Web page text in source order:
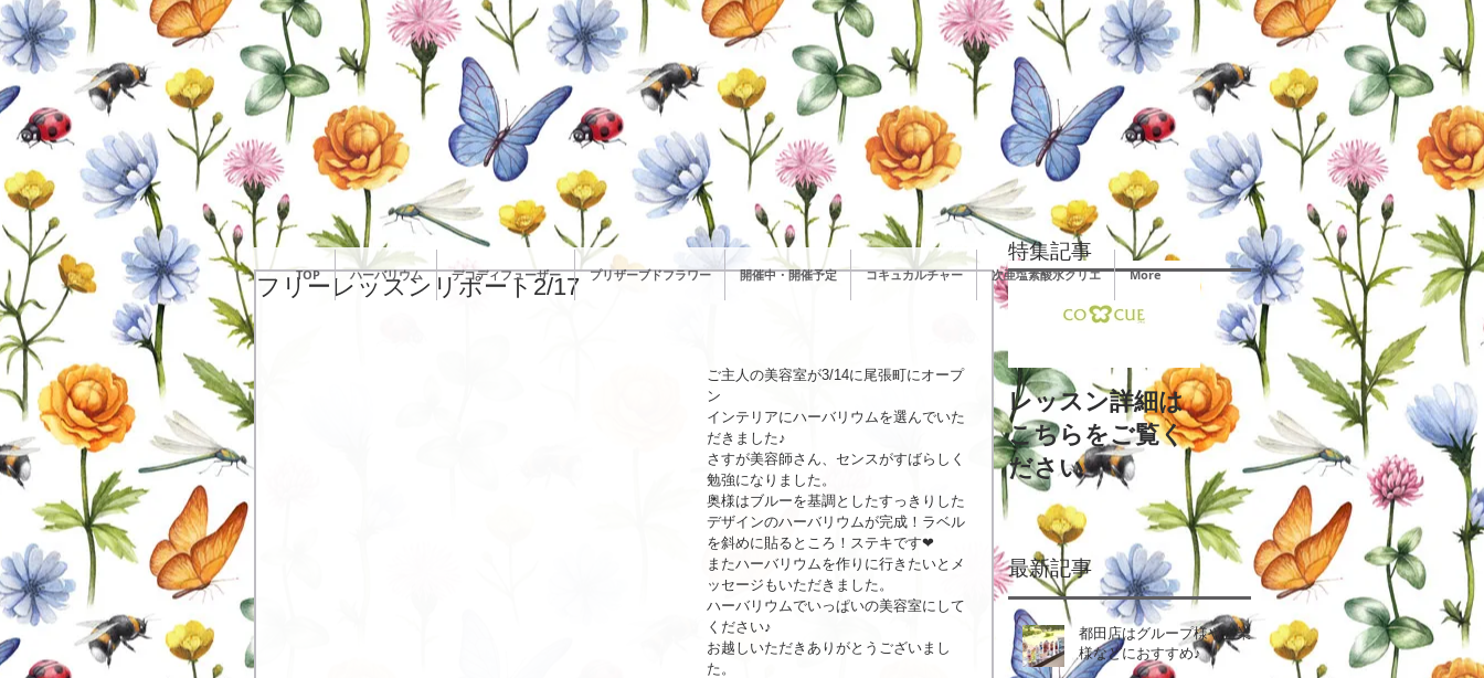
フリーレッスンリポート2/17
ご主人の美容室が3/14に尾張町にオープ
ン
インテリアにハーバリウムを選んでいた
だきました♪
さすが美容師さん、センスがすばらしく
勉強になりました。
奥様はブルーを基調としたすっきりした
デザインのハーバリウムが完成！ラベル
を斜めに貼るところ！ステキです❤
またハーバリウムを作りに行きたいとメ
ッセージもいただきました。
ハーバリウムでいっぱいの美容室にして
ください♪
お越しいただきありがとうございまし
た。
特集記事
レッスン詳細は
こちらをご覧く
ださい
最新記事
都田店はグループ様や企業
様などにおすすめ♪
TOP ハーバリウム デコディフューザー プリザーブドフラワー 開催中・開催予定 コキュカルチャー 次亜塩素酸水クリエ More